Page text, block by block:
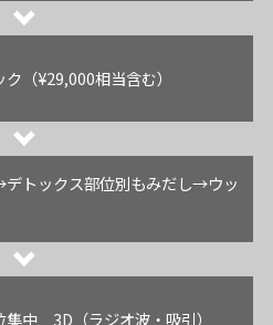
（¥29,000相当含む）
トックス部位別もみだし→ウッ
集中 3D（ラジオ波・吸引）